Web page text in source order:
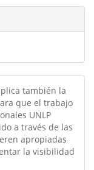
también la
que el trabajo
UNLP
a través de las
apropiadas
la visibilidad